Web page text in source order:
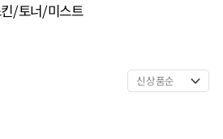
/토너/미스트